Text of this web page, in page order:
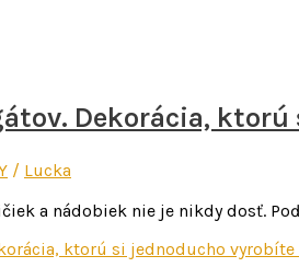
Dekorácia,
/ Lucka
a nádobiek nie je nikdy dosť.
ktorú si jednoducho vyrobíte